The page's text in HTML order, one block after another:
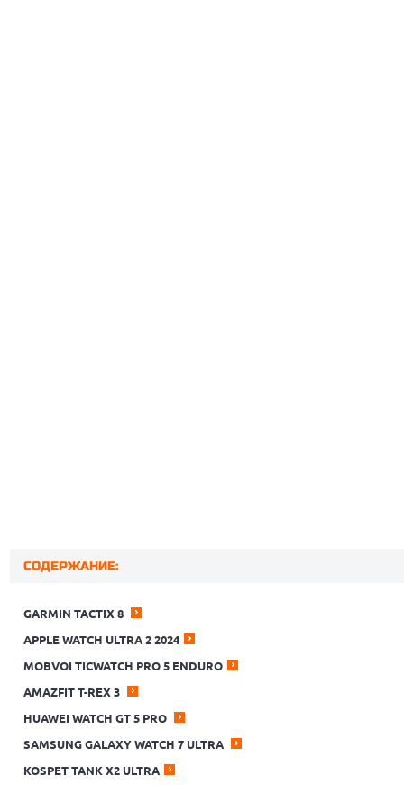
СОДЕРЖАНИЕ:
GARMIN TACTIX 8
APPLE WATCH ULTRA 2 2024
MOBVOI TICWATCH PRO 5 ENDURO
AMAZFIT T-REX 3
HUAWEI WATCH GT 5 PRO
SAMSUNG GALAXY WATCH 7 ULTRA
KOSPET TANK X2 ULTRA